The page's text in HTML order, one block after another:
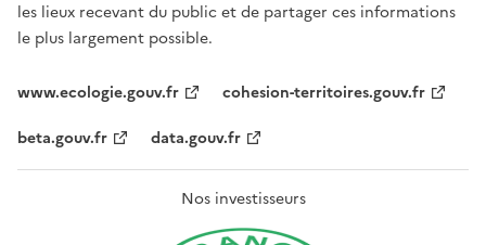
les lieux recevant du public et de partager ces informations
le plus largement possible.
www.ecologie.gouv.fr
cohesion-territoires.gouv.fr
beta.gouv.fr
data.gouv.fr
Nos investisseurs